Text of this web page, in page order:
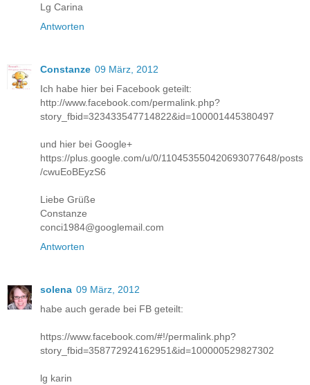
Lg Carina
Antworten
Constanze 09 März, 2012
Ich habe hier bei Facebook geteilt:
http://www.facebook.com/permalink.php?
story_fbid=323433547714822&id=100001445380497
und hier bei Google+
https://plus.google.com/u/0/110453550420693077648/posts
/cwuEoBEyzS6
Liebe Grüße
Constanze
conci1984@googlemail.com
Antworten
solena 09 März, 2012
habe auch gerade bei FB geteilt:
https://www.facebook.com/#!/permalink.php?
story_fbid=358772924162951&id=100000529827302
lg karin